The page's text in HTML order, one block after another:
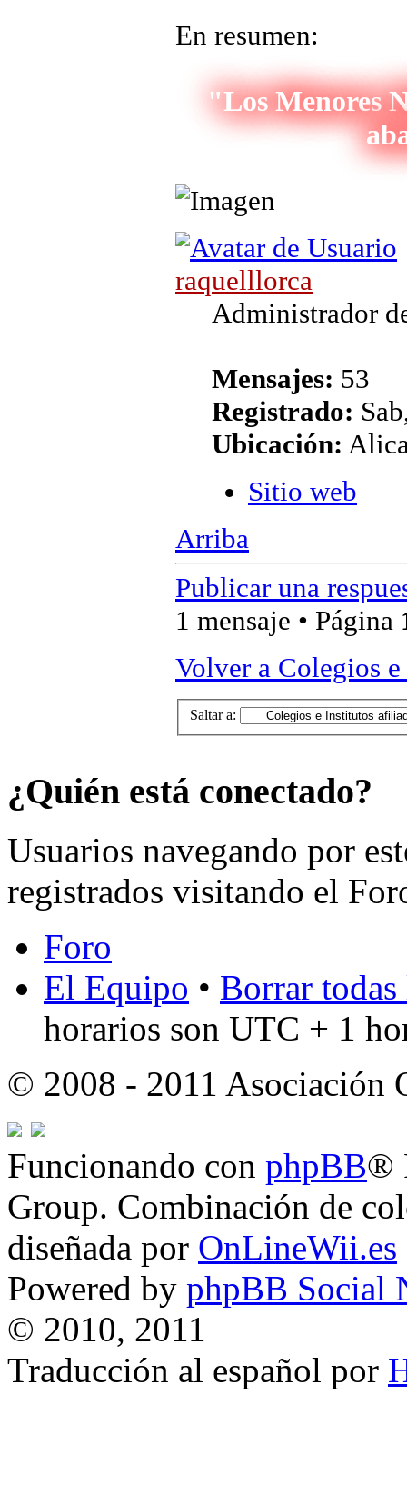
En resumen:
"Los Menores
raquelllorca
Administrador
Mensajes: 53
Registrado:
Ubicación:
Sitio web
Arriba
Publicar una
1 mensaje • Página
Volver a Colegios
Saltar a:
¿Quién está conectado?
Usuarios navegando por
registrados visitando el
Foro
El Equipo • Borrar
horarios son UTC + 1
© 2008 - 2011 Asociación
Funcionando con phpBB®
Group. Combinación de
diseñada por OnLineWii.es
Powered by phpBB Social
© 2010, 2011
Traducción al español por